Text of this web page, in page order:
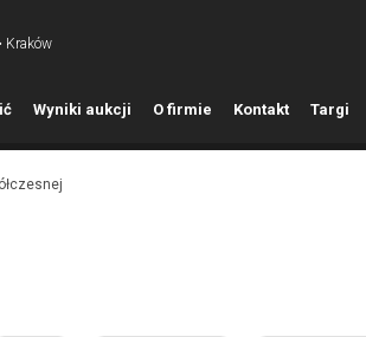
Kraków
Wyniki aukcji O firmie Kontakt Targi